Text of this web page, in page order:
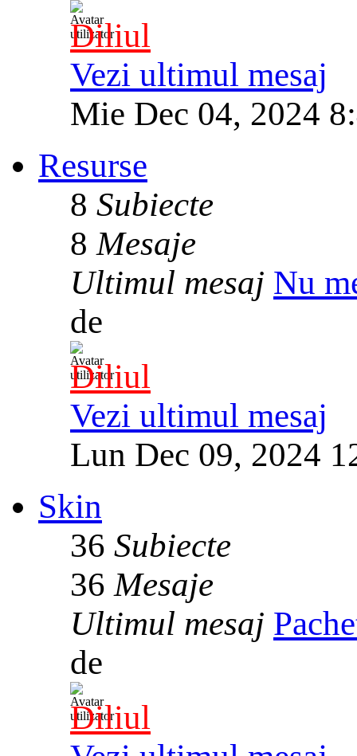
Diliul
Vezi ultimul mesaj
Mie Dec 04, 2024
Resurse
8 Subiecte
8 Mesaje
Ultimul mesaj Nu
de
Diliul
Vezi ultimul mesaj
Lun Dec 09, 2024
Skin
36 Subiecte
36 Mesaje
Ultimul mesaj
de
Diliul